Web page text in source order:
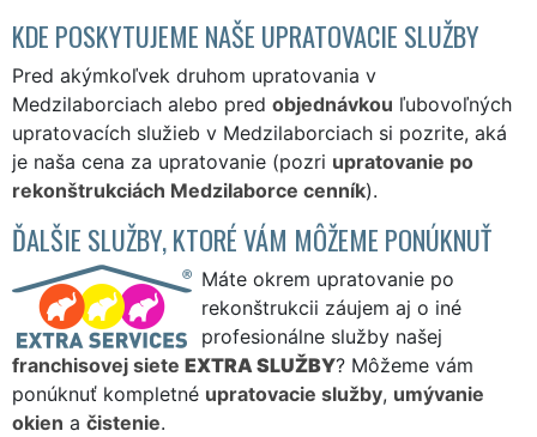
KDE POSKYTUJEME NAŠE UPRATOVACIE SLUŽBY
Pred akýmkoľvek druhom upratovania v
Medzilaborciach alebo pred objednávkou ľubovoľných
upratovacích služieb v Medzilaborciach si pozrite, aká
je naša cena za upratovanie (pozri upratovanie po
rekonštrukciách Medzilaborce cenník).
ĎALŠIE SLUŽBY, KTORÉ VÁM MÔŽEME PONÚKNUŤ
Máte okrem upratovanie po
rekonštrukcii záujem aj o iné
profesionálne služby našej
franchisovej siete EXTRA SLUŽBY? Môžeme vám
ponúknuť kompletné upratovacie služby, umývanie
okien a čistenie.